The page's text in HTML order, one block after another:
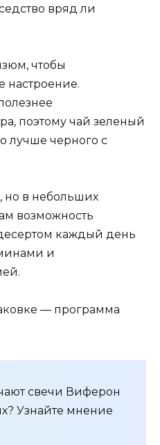
вряд ли
чтобы
настроение.
поэтому чай зеленый
лучше черного с
но в небольших
возможность
каждый день
и
— программа
свечи Виферон
Узнайте мнение